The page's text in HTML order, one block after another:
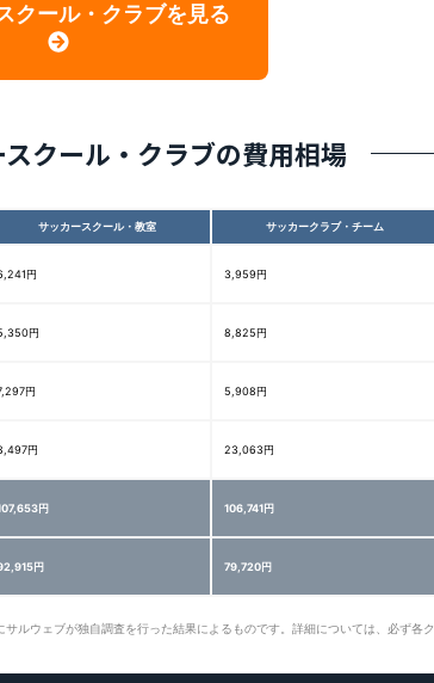
クール・クラブを見る
クール・クラブの費用相場
サッカースクール・教室 サッカークラブ・チーム
円 3,959円
円 8,825円
円 5,908円
円 23,063円
円 106,741円
円 79,720円
ルウェブが独自調査を行った結果によるものです。詳細については、必ず各ク